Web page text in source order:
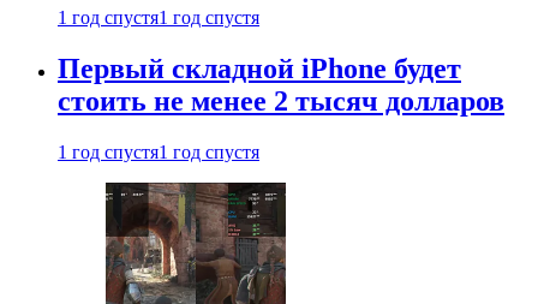
1 год спустя1 год спустя
Первый складной iPhone будет
стоить не менее 2 тысяч долларов
1 год спустя1 год спустя